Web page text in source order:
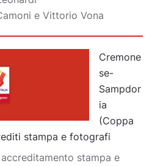
e Vittorio Vona
Cremone
se-
Sampdor
ia
(Coppa
stampa e fotografi
stampa e